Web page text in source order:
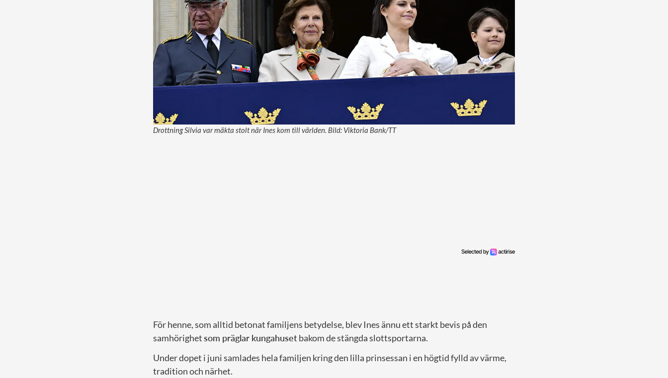
Drottning Silvia var mäkta stolt när Ines kom till världen. Bild: Viktoria Bank/TT
För henne, som alltid betonat familjens betydelse, blev Ines ännu ett starkt bevis på den
samhörighetsom präglar kungahusetbakom de stängda slottsportarna.
Under dopet i juni samlades hela familjen kring den lilla prinsessan i en högtid fylld av värme,
tradition och närhet.